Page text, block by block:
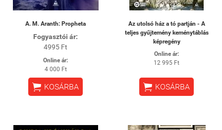
A. M. Aranth: Propheta
Fogyasztói ár:
4995 Ft
Online ár:
4 000 Ft
 KOSÁRBA
Az utolsó ház a tó partján - A
teljes gyűjtemény keménytáblás
képregény
Online ár:
12 995 Ft
 KOSÁRBA